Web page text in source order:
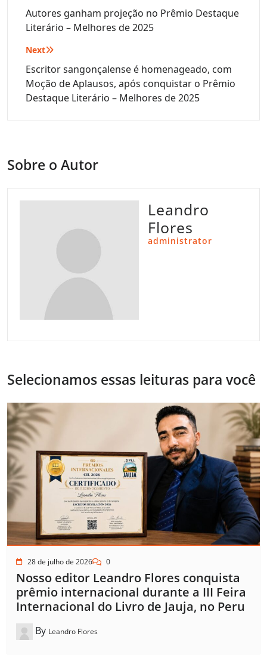
de
Post
Autores ganham projeção no Prêmio Destaque
Literário – Melhores de 2025
Next
Escritor sangonçalense é homenageado, com
Moção de Aplausos, após conquistar o Prêmio
Destaque Literário – Melhores de 2025
Sobre o Autor
Leandro
Flores
administrator
Selecionamos essas leituras para você
28 de julho de 2026 0
Nosso editor Leandro Flores conquista
prêmio internacional durante a III Feira
Internacional do Livro de Jauja, no Peru
By Leandro Flores